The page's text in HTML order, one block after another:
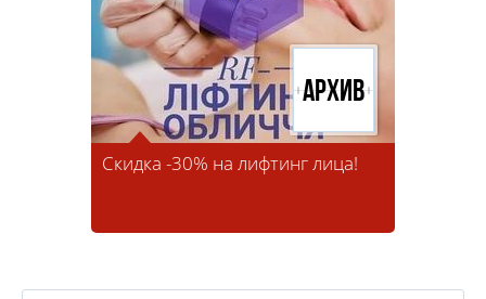
Скидка -30% на лифтинг лица!
Архив